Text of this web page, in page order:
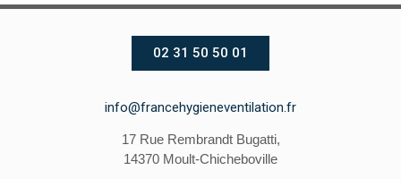
02 31 50 50 01
info@francehygieneventilation.fr
17 Rue Rembrandt Bugatti,
14370 Moult-Chicheboville